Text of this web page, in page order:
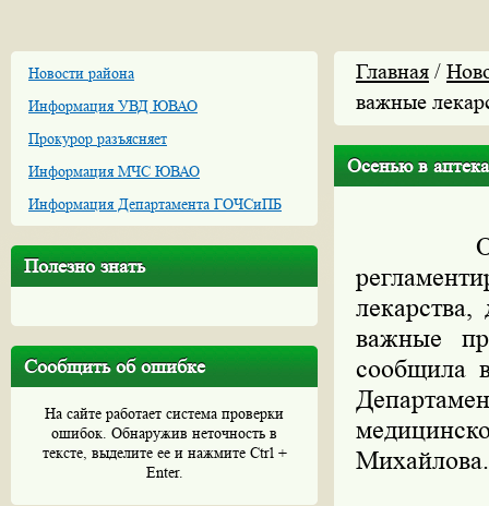
Новости района
Информация УВД ЮВАО
Прокурор разъясняет
Информация МЧС ЮВАО
Информация Департамента ГОЧСиПБ
Полезно знать
Сообщить об ошибке
На сайте работает система проверки
ошибок. Обнаружив неточность в
тексте, выделите ее и нажмите Ctrl +
Enter.
Главная /
важные
Осенью в
важные
сообщила
Михайлова.